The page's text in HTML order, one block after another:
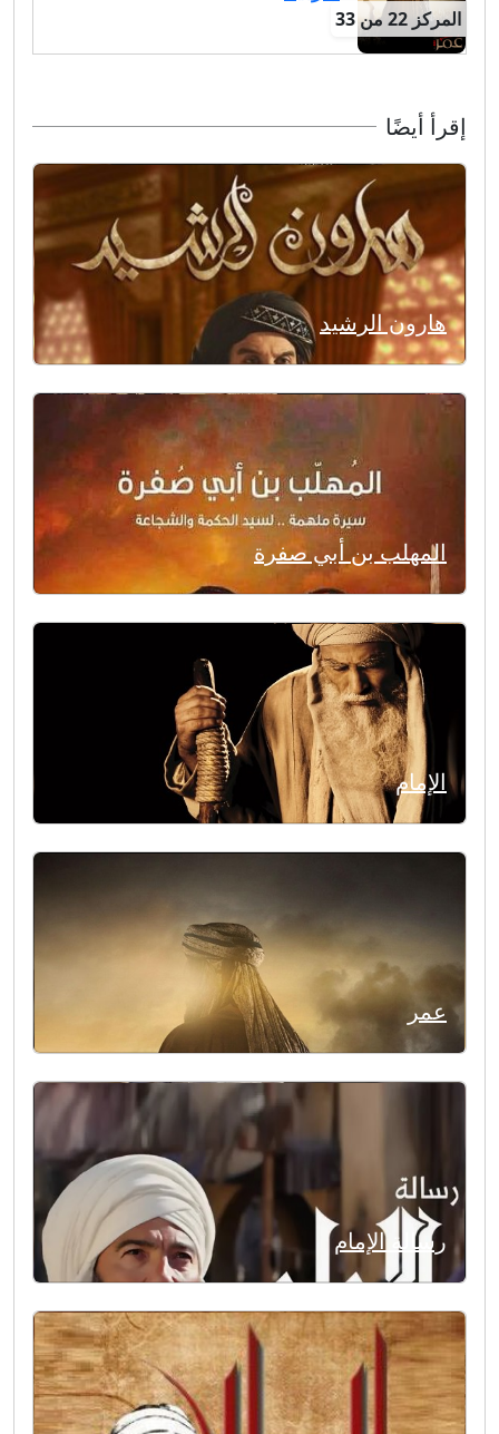
المركز 22 من 33
إقرأ أيضًا
هارون الرشيد
المهلب بن أبي صفرة
الإمام
عمر
رسالة الإمام